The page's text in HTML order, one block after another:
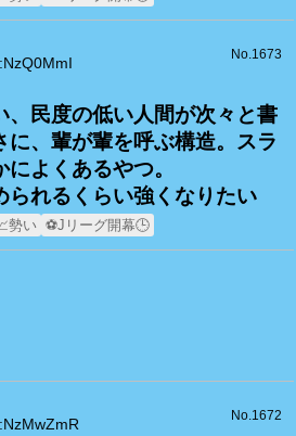
No.1673
、民度の低い人間が次々と書
に、輩が輩を呼ぶ構造。スラ
よくあるやつ。
られるくらい強くなりたい
勢い ⚽Jリーグ開幕🕒
No.1672